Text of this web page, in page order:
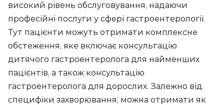
високий рівень обслуговування, надаючи
професійні послуги у сфері гастроентерології.
Тут пацієнти можуть отримати комплексне
обстеження, яке включає консультацію
дитячого гастроентеролога для найменших
пацієнтів, а також консультацію
гастроентеролога для дорослих. Залежно від
специфіки захворювання, можна отримати як